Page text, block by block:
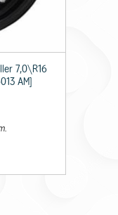
7,0\R16
AM]